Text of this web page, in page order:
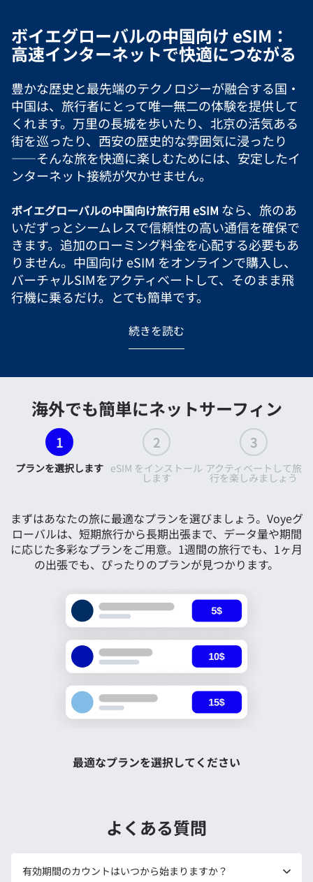
ボイエグローバルの中国向け eSIM：
高速インターネットで快適につながる
豊かな歴史と最先端のテクノロジーが融合する国・
中国は、旅行者にとって唯一無二の体験を提供して
くれます。万里の長城を歩いたり、北京の活気ある
街を巡ったり、西安の歴史的な雰囲気に浸ったり
――そんな旅を快適に楽しむためには、安定したイ
ンターネット接続が欠かせません。
ボイエグローバルの中国向け旅行用 eSIM なら、旅のあ
いだずっとシームレスで信頼性の高い通信を確保で
きます。追加のローミング料金を心配する必要もあ
りません。中国向け eSIM をオンラインで購入し、
バーチャルSIMをアクティベートして、そのまま飛
行機に乗るだけ。とても簡単です。
続きを読む
海外でも簡単にネットサーフィン
1
プランを選択します
2
eSIM をインストール
します
3
アクティベートして旅
行を楽しみましょう
まずはあなたの旅に最適なプランを選びましょう。Voyeグ
ローバルは、短期旅行から長期出張まで、データ量や期間
に応じた多彩なプランをご用意。1週間の旅行でも、1ヶ月
の出張でも、ぴったりのプランが見つかります。
最適なプランを選択してください
よくある質問
有効期間のカウントはいつから始まりますか？